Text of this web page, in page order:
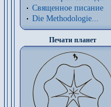
Священное писание
Die Methodologie...
Печати планет